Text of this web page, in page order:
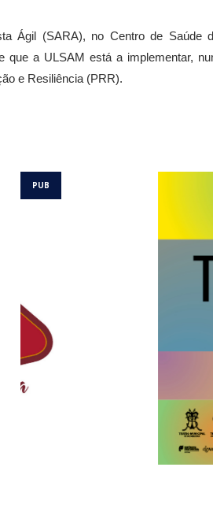
Ágil (SARA), no Centro de Saúde
que a ULSAM está a implementar,
e Resiliência (PRR).